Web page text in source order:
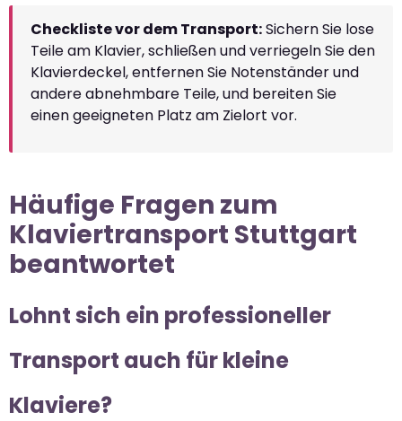
Checkliste vor dem Transport:Sichern Sie lose
Teile am Klavier, schließen und verriegeln Sie den
Klavierdeckel, entfernen Sie Notenständer und
andere abnehmbare Teile, und bereiten Sie
einen geeigneten Platz am Zielort vor.
Häufige Fragen zum
Klaviertransport Stuttgart
beantwortet
Lohnt sich ein professioneller
Transport auch für kleine
Klaviere?